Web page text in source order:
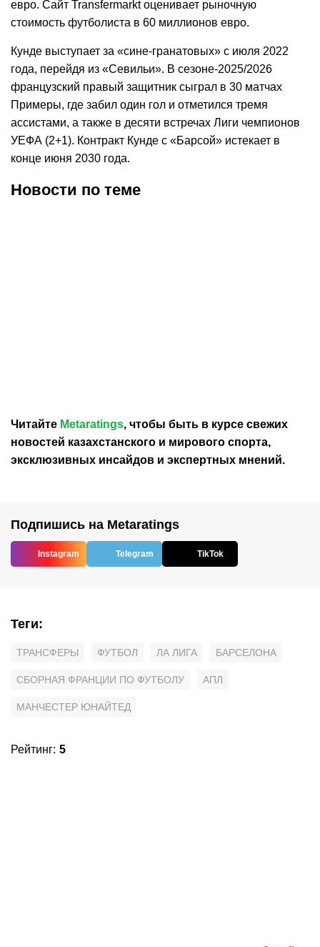
евро. Сайт Transfermarkt оценивает рыночную
стоимость футболиста в 60 миллионов евро.
Кунде выступает за «сине-гранатовых» с июля 2022
года, перейдя из «Севильи». В сезоне-2025/2026
французский правый защитник сыграл в 30 матчах
Примеры, где забил один гол и отметился тремя
ассистами, а также в десяти встречах Лиги чемпионов
УЕФА (2+1). Контракт Кунде с «Барсой» истекает в
конце июня 2030 года.
Новости по теме
Читайте Metaratings, чтобы быть в курсе свежих
новостей казахстанского и мирового спорта,
эксклюзивных инсайдов и экспертных мнений.
Подпишись на Metaratings
Instagram Telegram TikTok
Теги:
ТРАНСФЕРЫ ФУТБОЛ ЛА ЛИГА БАРСЕЛОНА
СБОРНАЯ ФРАНЦИИ ПО ФУТБОЛУ АПЛ
МАНЧЕСТЕР ЮНАЙТЕД
Рейтинг: 5